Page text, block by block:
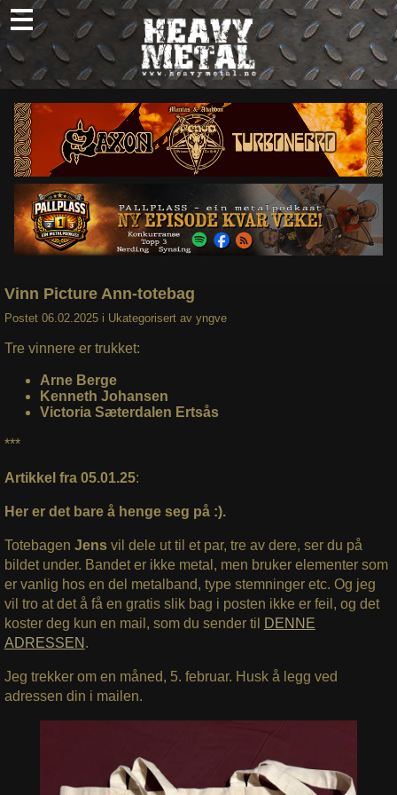
Skip
to
content
Nyheter
Omtaler
Intervjuer
Om oss
Abonner
Søk
Vinn Picture Ann-totebag
Postet 06.02.2025 i Ukategorisert av yngve
Tre vinnere er trukket:
Arne Berge
Kenneth Johansen
Victoria Sæterdalen Ertsås
***
Artikkel fra 05.01.25:
Her er det bare å henge seg på :).
Totebagen Jensvil dele ut til et par, tre av dere, ser du på
bildet under. Bandet er ikke metal, men bruker elementer som
er vanlig hos en del metalband, type stemninger etc. Og jeg
vil tro at det å få en gratis slik bag i posten ikke er feil, og det
koster deg kun en mail, som du sender til
DENNE
ADRESSEN .
Jeg trekker om en måned, 5. februar. Husk å legg ved
adressen din i mailen.